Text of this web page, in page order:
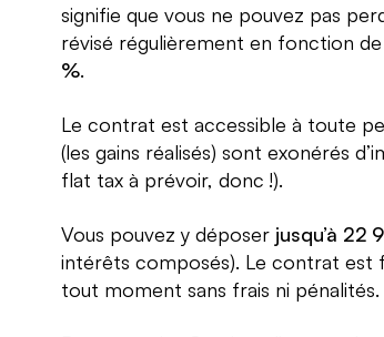
signifie que vous ne pouvez pas
révisé régulièrement en fonction
%.
Le contrat est accessible à toute
(les gains réalisés) sont exonérés
flat tax à prévoir, donc !).
Vous pouvez y déposer jusqu’à 22
intérêts composés). Le contrat est
tout moment sans frais ni pénalités.